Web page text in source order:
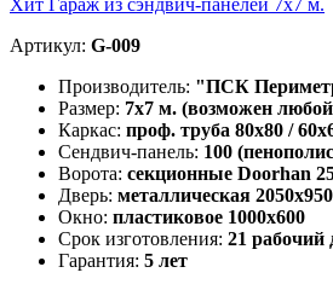
Хит
Гараж из сэндвич-панелей 7х7 м.
Артикул: G-009
Производитель: "ПСК
Размер: 7х7 м. (возможен
Каркас: проф. труба 80х80 /
Сендвич-панель: 100
Ворота: секционные Doorhan
Дверь: металлическая 2050х950
Окно: пластиковое 1000х600
Срок изготовления: 21 рабочий
Гарантия: 5 лет